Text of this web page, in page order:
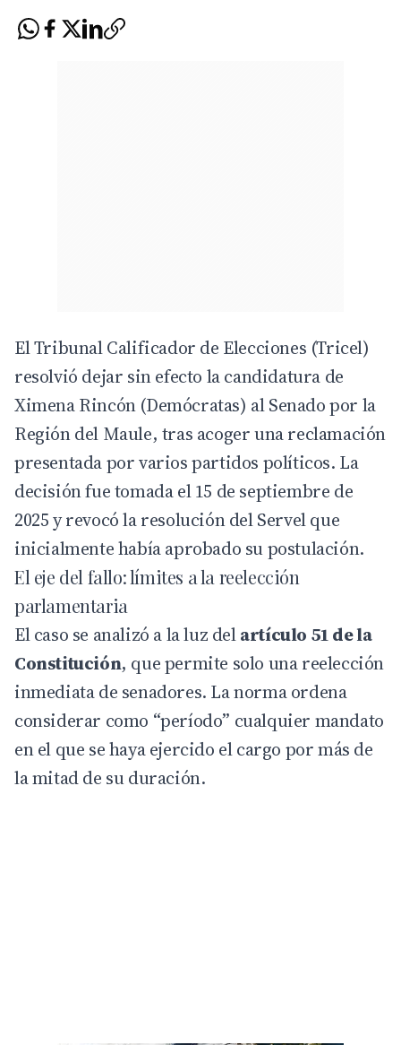
El Tribunal Calificador de Elecciones (Tricel)
resolvió dejar sin efecto la candidatura de
Ximena Rincón (Demócratas) al Senado por la
Región del Maule, tras acoger una reclamación
presentada por varios partidos políticos. La
decisión fue tomada el 15 de septiembre de
2025 y revocó la resolución delServelque
inicialmente había aprobado su postulación.
El eje del fallo: límites a la reelección
parlamentaria
El caso se analizó a la luz delartículo 51 de la
Constitución, que permite solo una reelección
inmediata de senadores. La norma ordena
considerar como “período” cualquier mandato
en el que se haya ejercido el cargo por más de
la mitad de su duración.